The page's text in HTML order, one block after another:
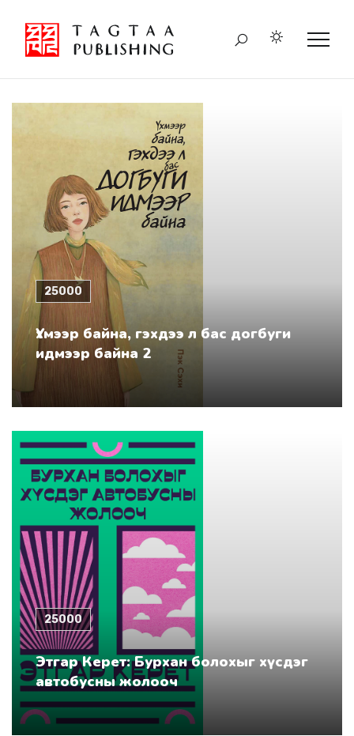
25000
Үхмээр байна, гэхдээ л бас догбуги
идмээр байна 2
25000
Этгар Керет: Бурхан болохыг хүсдэг
автобусны жолооч